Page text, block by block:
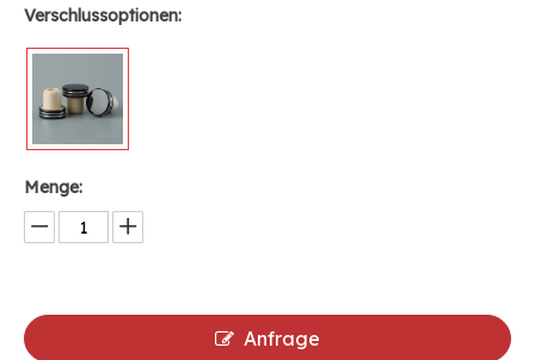
Verschlussoptionen:
Menge:
Anfrage